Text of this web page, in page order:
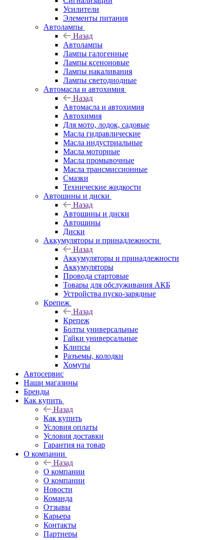
Усилители
Элементы питания
Автолампы
Назад
Автолампы
Лампы галогенные
Лампы ксеноновые
Лампы накаливания
Лампы светодиодные
Автомасла и автохимия
Назад
Автомасла и автохимия
Автохимия
Для мото, лодок, садовые
Масла гидравлические
Масла индустриальные
Масла моторные
Масла промывочные
Масла трансмиссионные
Смазки
Технические жидкости
Автошины и диски
Назад
Автошины и диски
Автошины
Диски
Аккумуляторы и принадлежности
Назад
Аккумуляторы и принадлежности
Аккумуляторы
Провода стартовые
Товары для обслуживания АКБ
Устройства пуско-зарядные
Крепеж
Назад
Крепеж
Болты универсальные
Гайки универсальные
Клипсы
Разъемы, колодки
Хомуты
Автосервис
Наши магазины
Бренды
Как купить
Назад
Как купить
Условия оплаты
Условия доставки
Гарантия на товар
О компании
Назад
О компании
О компании
Новости
Команда
Отзывы
Карьера
Контакты
Партнеры